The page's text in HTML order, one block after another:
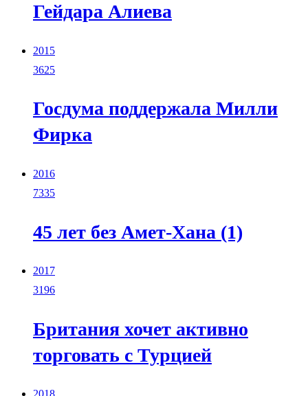
Гейдара Алиева
2015
3625
Госдума поддержала Милли
Фирка
2016
7335
45 лет без Амет-Хана (1)
2017
3196
Британия хочет активно
торговать с Турцией